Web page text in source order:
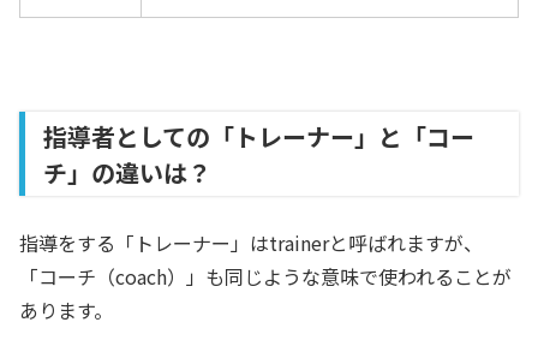
指導者としての「トレーナー」と「コー
チ」の違いは？
指導をする「トレーナー」はtrainerと呼ばれますが、
「コーチ（coach）」も同じような意味で使われることが
あります。